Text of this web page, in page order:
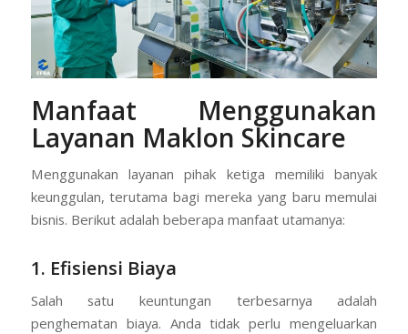
Manfaat Menggunakan
Layanan Maklon Skincare
Menggunakan layanan pihak ketiga memiliki banyak
keunggulan, terutama bagi mereka yang baru memulai
bisnis. Berikut adalah beberapa manfaat utamanya:
1. Efisiensi Biaya
Salah satu keuntungan terbesarnya adalah
penghematan biaya. Anda tidak perlu mengeluarkan